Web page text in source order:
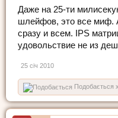
Даже на 25-ти
шлейфов, это все миф.
сразу и всем. IPS
удовольствие не из
25 січ 2010
Подобається x